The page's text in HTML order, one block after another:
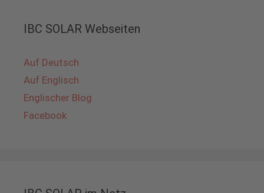
IBC SOLAR Webseiten
Auf Deutsch
Auf Englisch
Englischer Blog
Facebook